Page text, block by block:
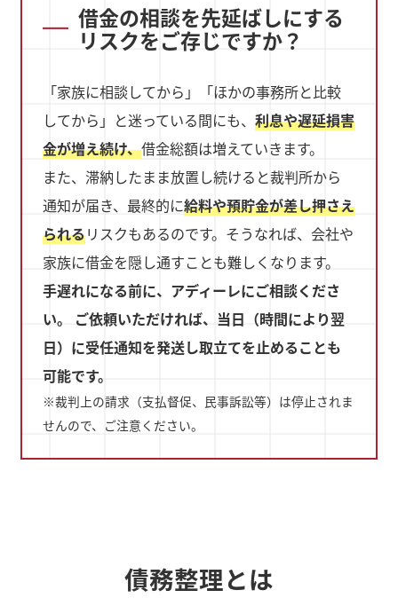
借金の相談を先延ばしにする
リスクをご存じですか？
「家族に相談してから」「ほかの事務所と比較
してから」と迷っている間にも、利息や遅延損害
金が増え続け、借金総額は増えていきます。
また、滞納したまま放置し続けると裁判所から
通知が届き、最終的に給料や預貯金が差し押さえ
られるリスクもあるのです。そうなれば、会社や
家族に借金を隠し通すことも難しくなります。
手遅れになる前に、アディーレにご相談くださ
い。 ご依頼いただければ、当日（時間により翌
日）に受任通知を発送し取立てを止めることも
可能です。
※裁判上の請求（支払督促、民事訴訟等）は停止されま
せんので、ご注意ください。
債務整理とは